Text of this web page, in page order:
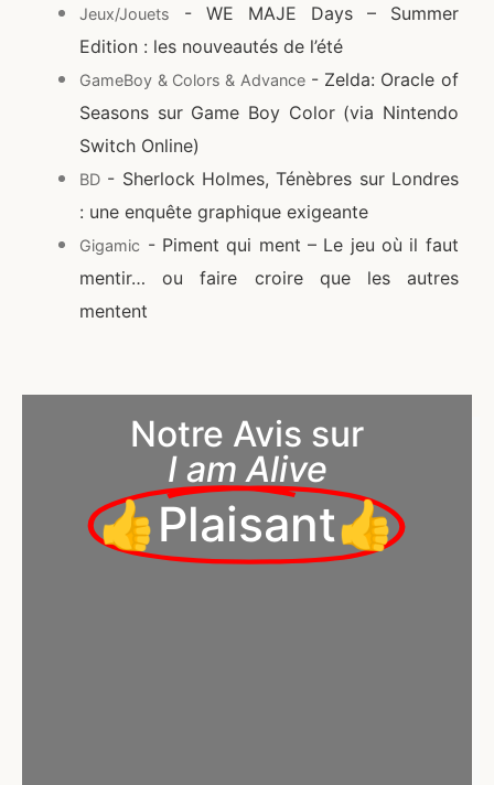
Jeux/Jouets
- WE MAJE Days – Summer
Edition : les nouveautés de l’été
GameBoy & Colors & Advance- Zelda: Oracle of
Seasons sur Game Boy Color (via Nintendo
Switch Online)
BD - Sherlock Holmes, Ténèbres sur Londres
: une enquête graphique exigeante
Gigamic - Piment qui ment – Le jeu où il faut
mentir… ou faire croire que les autres
mentent
Notre Avis sur
I am Alive
👍Plaisant👍